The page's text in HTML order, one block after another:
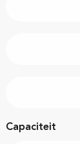
Capaciteit